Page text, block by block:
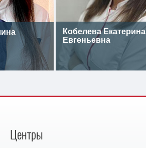
Кобелева Екатерина
Евгеньевна
Центры